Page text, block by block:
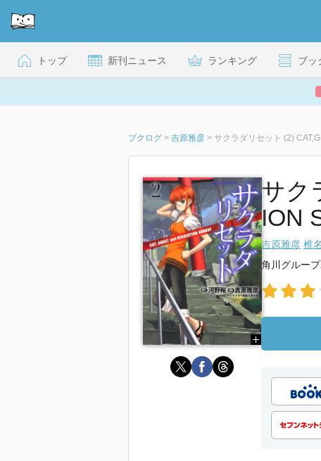
トップ 新刊ニュース ランキング ブッ
ブクログ > 吉原雅彦 > サクラダリセット (2)
サク
ION
吉原雅彦 椎
角川グルー